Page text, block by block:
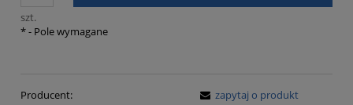
szt.
*- Pole wymagane
Producent:
zapytaj o produkt